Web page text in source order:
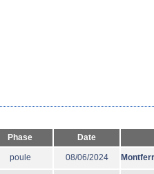
Phase Date
poule 08/06/2024